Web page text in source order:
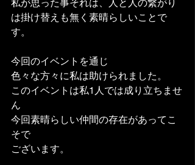
は掛け替えも無く素晴らしいことで
す。
今回のイベントを通じ
色々な方々に私は助けられました。
このイベントは私1人では成り立ちませ
ん
今回素晴らしい仲間の存在があってこ
そで
ございます。